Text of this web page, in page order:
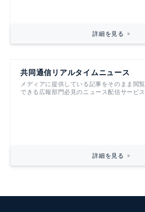
詳細を見る
共同通信リアルタイムニュース
メディアに提供している記事をそのまま閲覧
できる広報部門必見のニュース配信サービス
詳細を見る